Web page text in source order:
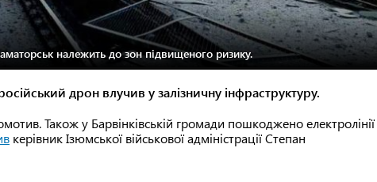
належить до зон підвищеного ризику.
дрон влучив у залізничну інфраструктуру.
Також у Барвінківській громади пошкоджено електролінії
керівник Ізюмської військової адміністрації Степан